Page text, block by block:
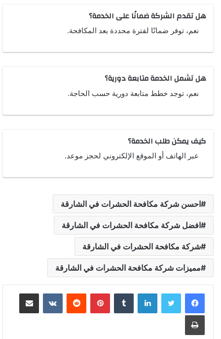
هل تقدم الشركة ضمانًا على الخدمة؟
نعم، توفر ضمانًا لفترة محددة بعد المكافحة.
هل تشمل الخدمة متابعة دورية؟
نعم، توجد خطط متابعة دورية حسب الحاجة.
كيف يمكن طلب الخدمة؟
عبر الهاتف أو الموقع الإلكتروني لحجز موعد.
احسن شركة مكافحة الحشرات في الشارقة
افضل شركة مكافحة الحشرات في الشارقة
شركة مكافحة الحشرات في الشارقة
مميزات شركة مكافحة الحشرات في الشارقة
لينكدإن بينتيريست مشاركة عبر البريد
طباعة